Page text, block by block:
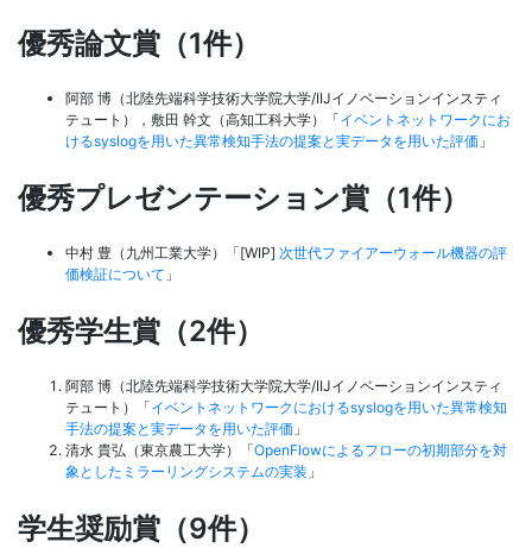
優秀論文賞（1件）
阿部 博（北陸先端科学技術大学院大学/IIJイノベーションインスティ
テュート），敷田 幹文（高知工科大学）「イベントネットワークにお
けるsyslogを用いた異常検知手法の提案と実データを用いた評価 」
優秀プレゼンテーション賞（1件）
中村 豊（九州工業大学）「[WIP] 次世代ファイアーウォール機器の評
価検証について 」
優秀学生賞（2件）
阿部 博（北陸先端科学技術大学院大学/IIJイノベーションインスティ
テュート）「イベントネットワークにおけるsyslogを用いた異常検知
手法の提案と実データを用いた評価 」
清水 貴弘（東京農工大学）「OpenFlowによるフローの初期部分を対
象としたミラーリングシステムの実装 」
学生奨励賞（9件）